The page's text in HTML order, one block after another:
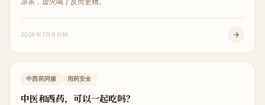
2026年7月6分钟
中医科普
中西药同服 用药安全
中医和西药，可以一起吃吗？